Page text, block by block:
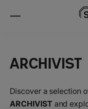
ARCHIVIST
Discover a selection
ARCHIVIST and